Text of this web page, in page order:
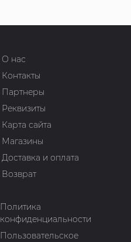
О нас
Контакты
Партнеры
Реквизиты
Карта сайта
Магазины
Доставка и оплата
Возврат
Политика
конфиденциальности
Пользовательское